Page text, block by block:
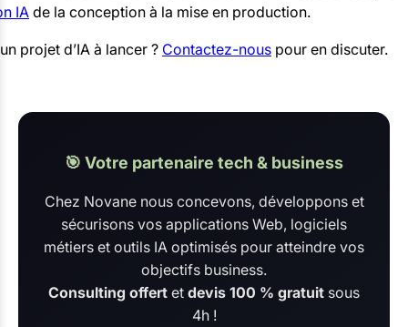
IA de la conception à la mise en production.
projet d’IA à lancer ? Contactez-nous pour en discuter.
🎯 Votre partenaire tech & business
Chez Novane nous concevons, développons et
sécurisons vos applications Web, logiciels
métiers et outils IA optimisés pour atteindre vos
objectifs business.
Consulting offert et devis 100 % gratuit sous
4h !